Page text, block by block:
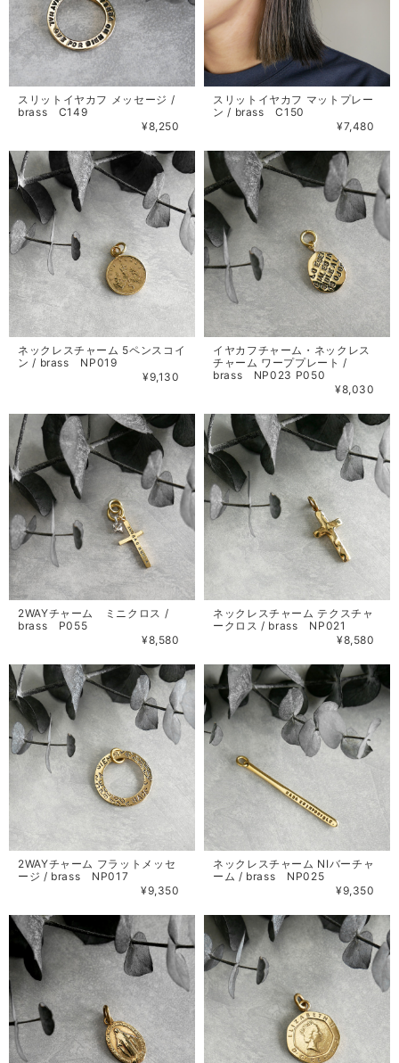
スリットイヤカフ メッセージ /
brass C149
¥8,250
スリットイヤカフ マットプレー
ン / brass C150
¥7,480
ネックレスチャーム 5ペンスコイ
ン / brass NP019
¥9,130
イヤカフチャーム・ネックレス
チャーム ワーププレート /
brass NP023 P050
¥8,030
2WAYチャーム ミニクロス /
brass P055
¥8,580
ネックレスチャーム テクスチャ
ークロス / brass NP021
¥8,580
2WAYチャーム フラットメッセ
ージ / brass NP017
¥9,350
ネックレスチャーム NIバーチャ
ーム / brass NP025
¥9,350